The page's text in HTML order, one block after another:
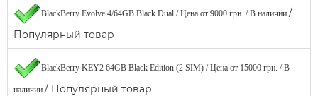
BlackBerry Evolve 4/64GB Black Dual / Цена от 9000 грн. / В наличии/
Популярный товар
BlackBerry KEY2 64GB Black Edition (2 SIM) / Цена от 15000 грн. / В
наличии / Популярный товар